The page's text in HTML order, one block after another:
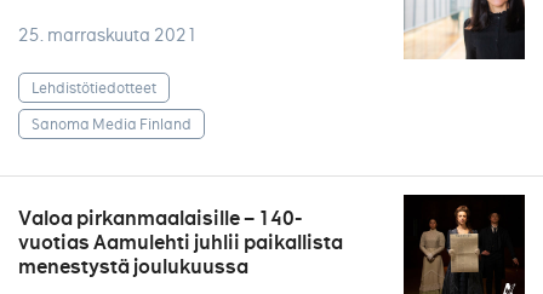
25. marraskuuta 2021
Lehdistötiedotteet
Sanoma Media Finland
Valoa pirkanmaalaisille – 140-
vuotias Aamulehti juhlii paikallista
menestystä joulukuussa